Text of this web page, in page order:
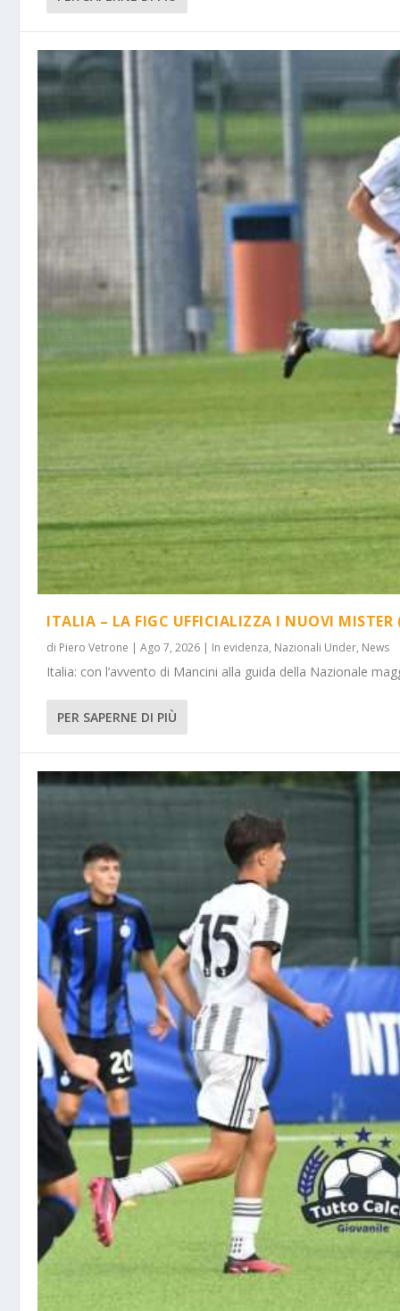
ITALIA – LA FIGC UFFICIALIZZA I NUOVI MISTER
di Piero Vetrone |Ago 7, 2026 | In evidenza, Nazionali Under, News
Italia: con l’avvento di Mancini alla guida della Nazionale
PER SAPERNE DI PIÙ